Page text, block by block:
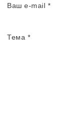
Ваш e-mail *
Тема *